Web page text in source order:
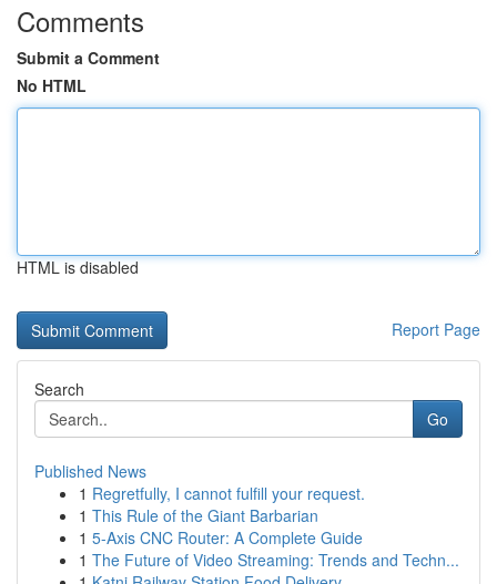
Comments
Submit a Comment
No HTML
HTML is disabled
Report Page
Search
Go
Published News
1 Regretfully, I cannot fulfill your request.
1 This Rule of the Giant Barbarian
1 5-Axis CNC Router: A Complete Guide
1 The Future of Video Streaming: Trends and Techn...